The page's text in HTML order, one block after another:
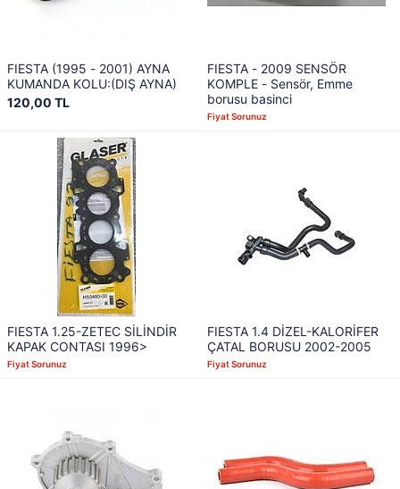
FIESTA (1995 - 2001) AYNA
KUMANDA KOLU:(DIŞ AYNA)
120,00 TL
FIESTA - 2009 SENSÖR
KOMPLE - Sensör, Emme
borusu basinci
Fiyat Sorunuz
FIESTA 1.25-ZETEC SİLİNDİR
KAPAK CONTASI 1996>
Fiyat Sorunuz
FIESTA 1.4 DİZEL-KALORİFER
ÇATAL BORUSU 2002-2005
Fiyat Sorunuz